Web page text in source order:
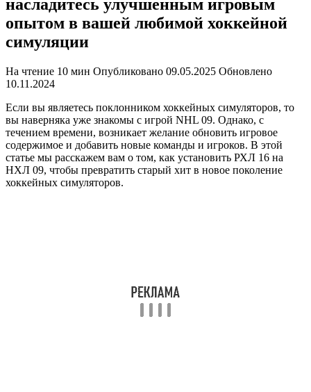
насладитесь улучшенным игровым
опытом в вашей любимой хоккейной
симуляции
На чтение 10 мин Опубликовано 09.05.2025 Обновлено
10.11.2024
Если вы являетесь поклонником хоккейных симуляторов, то
вы наверняка уже знакомы с игрой NHL 09. Однако, с
течением времени, возникает желание обновить игровое
содержимое и добавить новые команды и игроков. В этой
статье мы расскажем вам о том, как установить РХЛ 16 на
НХЛ 09, чтобы превратить старый хит в новое поколение
хоккейных симуляторов.